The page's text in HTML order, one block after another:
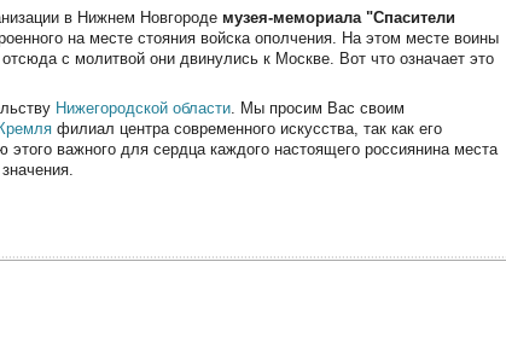
в Нижнем Новгороде музея-мемориала "Спасители
на месте стояния войска ополчения. На этом месте воины
с молитвой они двинулись к Москве. Вот что означает это
Нижегородской области . Мы просим Вас своим
филиал центра современного искусства, так как его
важного для сердца каждого настоящего россиянина места